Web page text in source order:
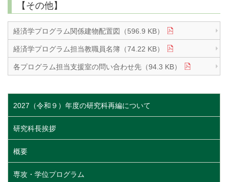
【その他】
経済学プログラム関係建物配置図（596.9 KB）
経済学プログラム担当教職員名簿（74.22 KB）
各プログラム担当支援室の問い合わせ先（94.3 KB）
2027（令和９）年度の研究科再編について
研究科長挨拶
概要
専攻・学位プログラム